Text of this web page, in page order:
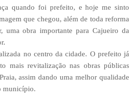
quando foi prefeito, e hoje me sinto
que chegou, além de toda reforma
uma obra importante para Cajueiro da
no centro da cidade. O prefeito já
mais revitalização nas obras públicas
assim dando uma melhor qualidade
município.